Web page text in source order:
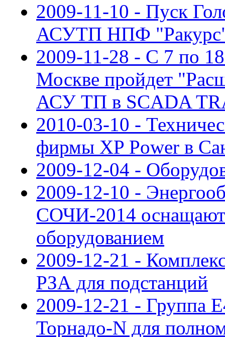
2009-11-10 - Пуск
АСУТП НПФ
2009-11-28 - С 7 по 18
Москве пройдет
АСУ ТП в SCADA
2010-03-10 -
фирмы XP Power в
2009-12-04 -
2009-12-10 -
СОЧИ-2014
оборудованием
2009-12-21 -
РЗА для подстанций
2009-12-21 - Группа
Торнадо-N для